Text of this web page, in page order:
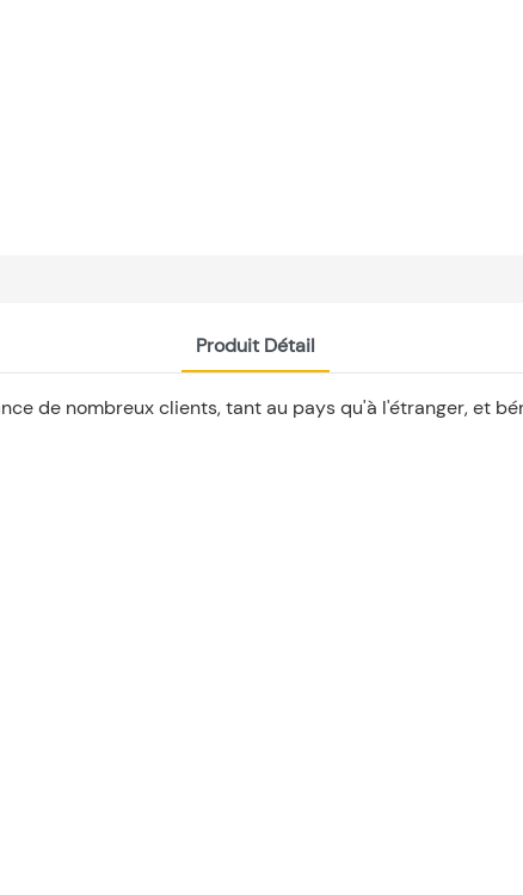
Produit Détail
de nombreux clients, tant au pays qu'à l'étranger, et